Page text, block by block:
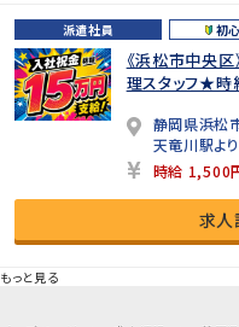
派遣社員 初
《浜松市中央
理スタッフ★
静岡県浜松
天竜川駅よ
時給 1,500
求人
もっと見る